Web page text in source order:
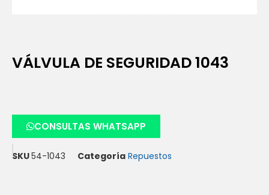
VÁLVULA DE SEGURIDAD 1043
CONSULTAS WHATSAPP
SKU54-1043 Categoría Repuestos